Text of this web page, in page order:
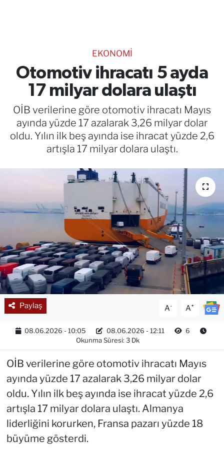
EKONOMİ
Otomotiv ihracatı 5 ayda
17 milyar dolara ulaştı
OİB verilerine göre otomotiv ihracatı Mayıs
ayında yüzde 17 azalarak 3,26 milyar dolar
oldu. Yılın ilk beş ayında ise ihracat yüzde 2,6
artışla 17 milyar dolara ulaştı.
Paylaş A- A+
08.06.2026 - 10:05 08.06.2026 - 12:11
6
Okunma Süresi: 3 Dk
OİB verilerine göre otomotiv ihracatı Mayıs
ayında yüzde 17 azalarak 3,26 milyar dolar
oldu. Yılın ilk beş ayında ise ihracat yüzde 2,6
artışla 17 milyar dolara ulaştı. Almanya
liderliğini korurken, Fransa pazarı yüzde 18
büyüme gösterdi.
RESMİ İLANLAR
Gencsesfm Canlı Dinle